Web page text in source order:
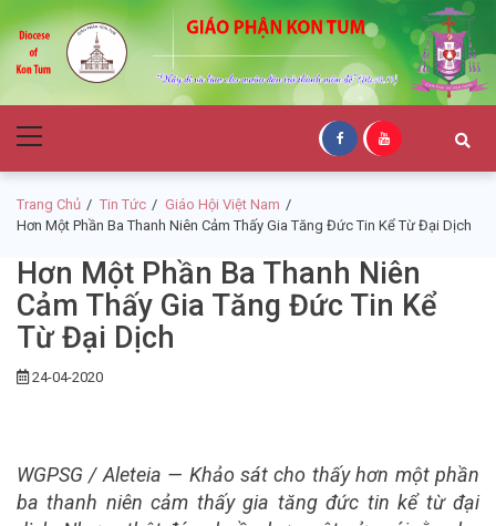
to
navigation
to
content
Giáo Phận Kon
Tum
Menu
Trang Chủ Tin Tức
Giáo Hội Việt Nam
Hơn Một Phần Ba Thanh Niên Cảm Thấy Gia Tăng Đức Tin Kể Từ Đại Dịch
Hơn Một Phần Ba Thanh Niên
Cảm Thấy Gia Tăng Đức Tin Kể
Từ Đại Dịch
24-04-2020
WGPSG / Aleteia — Khảo sát cho thấy hơn một phần
ba thanh niên cảm thấy gia tăng đức tin kể từ đại